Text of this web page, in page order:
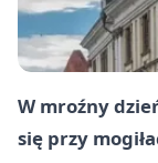
W mroźny
się przy